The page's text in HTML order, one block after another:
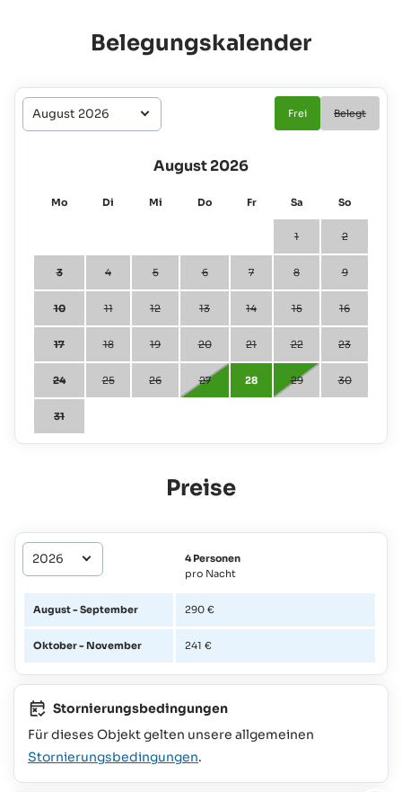
Belegungskalender
Frei Belegt
August 2026
Mo Di Mi Do Fr Sa So
1 2
3 4 5 6 7 8 9
10 11 12 13 14 15 16
17 18 19 20 21 22 23
24 25 26 27 28 29 30
31
Preise
4 Personen
pro Nacht
August - September 290 €
Oktober - November 241 €
Stornierungsbedingungen
Für dieses Objekt gelten unsere allgemeinen
Stornierungsbedingungen.